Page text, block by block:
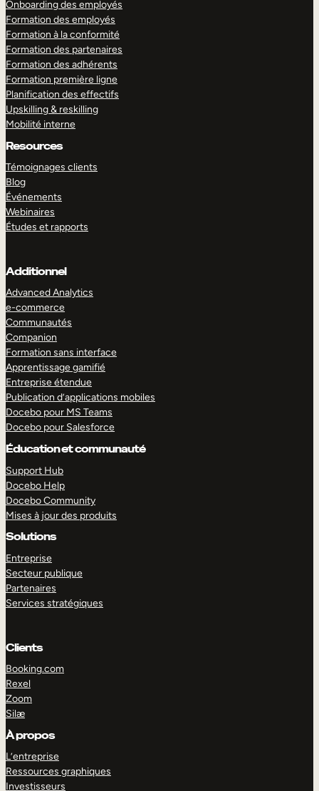
Onboarding des employés
Formation des employés
Formation à la conformité
Formation des partenaires
Formation des adhérents
Formation première ligne
Planification des effectifs
Upskilling & reskilling
Mobilité interne
Resources
Témoignages clients
Blog
Événements
Webinaires
Études et rapports
Additionnel
Advanced Analytics
e-commerce
Communautés
Companion
Formation sans interface
Apprentissage gamifié
Entreprise étendue
Publication d’applications mobiles
Docebo pour MS Teams
Docebo pour Salesforce
Éducation et communauté
Support Hub
Docebo Help
Docebo Community
Mises à jour des produits
Solutions
Entreprise
Secteur publique
Partenaires
Services stratégiques
Clients
Booking.com
Rexel
Zoom
Silæ
À propos
L’entreprise
Ressources graphiques
Investisseurs